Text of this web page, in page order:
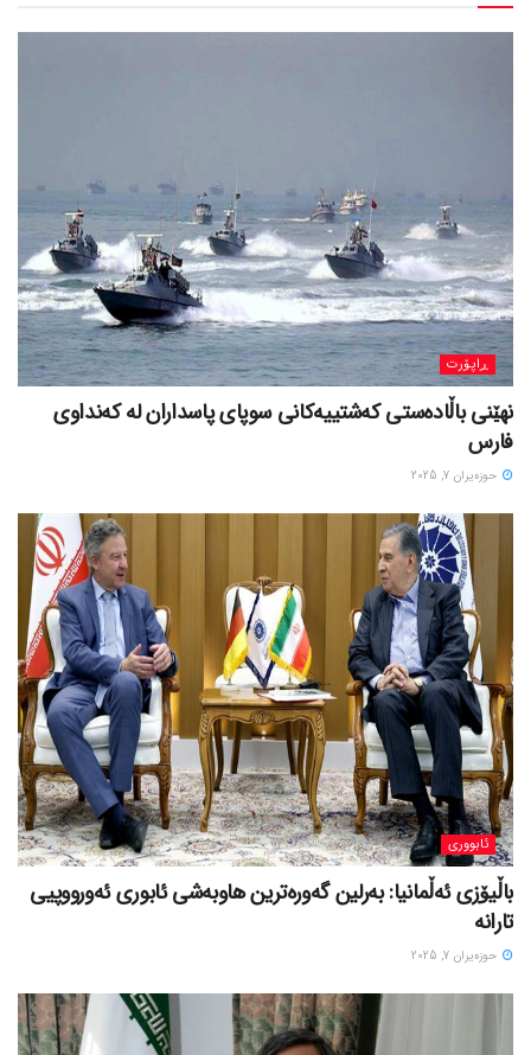
ڕاپۆرت
نهێنی باڵادەستی کەشتییەکانی سوپای پاسداران لە کەنداوی
فارس
حوزه‌یران 7, 2025
ئابووری
باڵیۆزی ئەڵمانیا: بەرلین گەورەترین هاوبەشی ئابوری ئەورووپیی
تارانە
حوزه‌یران 7, 2025